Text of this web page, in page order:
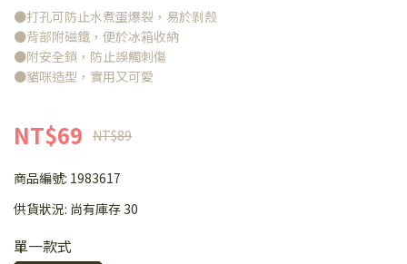
●打孔可防止水煮蛋爆裂，易於剝殼
●背部附磁鐵，便於冰箱收納
●附安全鎖，防止誤觸刺傷
●貓咪造型，實用又可愛
NT$69 NT$89
商品編號: 1983617
供貨狀況: 尚有庫存 30
單一款式